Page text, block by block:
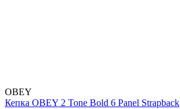
OBEY
Кепка OBEY 2 Tone Bold 6 Panel Strapback